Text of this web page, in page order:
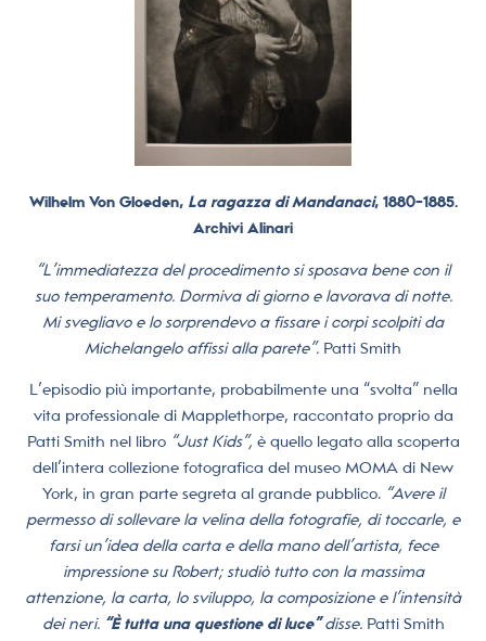
Wilhelm Von Gloeden, La ragazza di Mandanaci, 1880-1885.
Archivi Alinari
“L’immediatezza del procedimento si sposava bene con il
suo temperamento. Dormiva di giorno e lavorava di notte.
Mi svegliavo e lo sorprendevo a fissare i corpi scolpiti da
Michelangelo affissi alla parete”. Patti Smith
L’episodio più importante, probabilmente una “svolta” nella
vita professionale di Mapplethorpe, raccontato proprio da
Patti Smith nel libro “Just Kids”, è quello legato alla scoperta
dell’intera collezione fotografica del museo MOMA di New
York, in gran parte segreta al grande pubblico. “Avere il
permesso di sollevare la velina della fotografie, di toccarle, e
farsi un’idea della carta e della mano dell’artista, fece
impressione su Robert; studiò tutto con la massima
attenzione, la carta, lo sviluppo, la composizione e l’intensità
dei neri. “È tutta una questione di luce”disse. Patti Smith